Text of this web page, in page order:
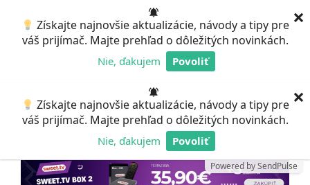
Získajte najnovšie aktualizácie, návody a tipy pre
váš prijímač. Majte prehľad o dôležitých novinkách.
Nie, ďakujem Povoliť
×
Získajte najnovšie aktualizácie, návody a tipy pre
váš prijímač. Majte prehľad o dôležitých novinkách.
Nie, ďakujem Povoliť
Powered by SendPulse
×
obsah